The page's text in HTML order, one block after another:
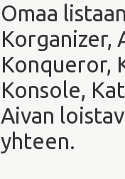
Omaa
Korganizer,
Konqueror,
Konsole,
Aivan
yhteen.